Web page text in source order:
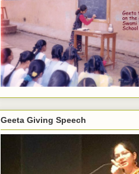
Geeta Giving Speech